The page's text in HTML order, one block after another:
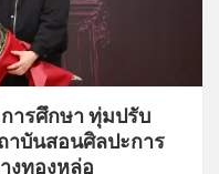
ารศึกษา ทุ่มปรับ
าบันสอนศิลปะการ
งทองหล่อ